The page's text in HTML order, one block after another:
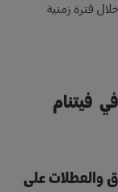
فترة زمنية
فيتنام
والعطلات على